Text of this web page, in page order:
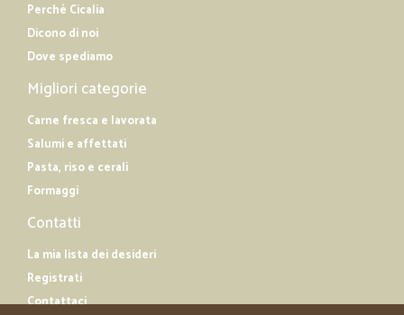
Perché Cicalia
Dicono di noi
Dove spediamo
Migliori categorie
Carne fresca e lavorata
Salumi e affettati
Pasta, riso e cerali
Formaggi
Contatti
La mia lista dei desideri
Registrati
Contattaci